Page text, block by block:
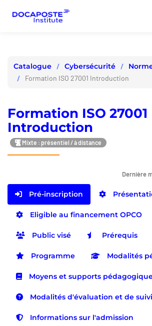
Catalogue Cybersécurité
Formation ISO 27001 Introduction
Formation ISO 27001
Introduction
Mixte : présentiel / à distance
Dernière
Pré-inscription
Eligible au financement OPCO
Public visé Prérequis
Programme Modalités
Moyens et supports
Modalités d'évaluation et de suivi
Informations sur l'admission